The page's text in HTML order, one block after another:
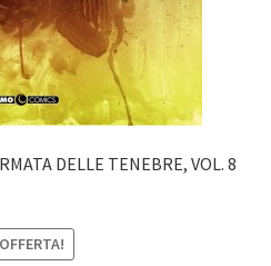
DELLE TENEBRE, VOL. 8